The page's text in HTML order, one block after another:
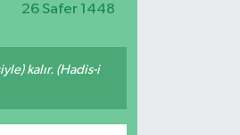
26 Safer 1448
kalır. (Hadis-i